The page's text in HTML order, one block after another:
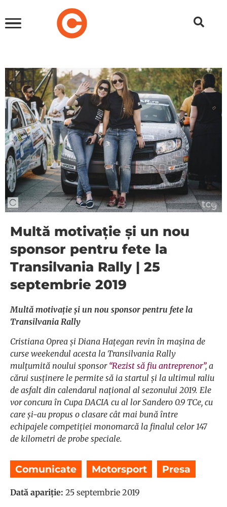
Multă motivație și un nou
sponsor pentru fete la
Transilvania Rally | 25
septembrie 2019
Multă motivație și un nou sponsor pentru fete la
Transilvania Rally
Cristiana Oprea și Diana Hațegan revin în mașina de
curse weekendul acesta la Transilvania Rally
mulțumită noului sponsor “Rezist să fiu antreprenor”, a
cărui susținere le permite să ia startul și la ultimul raliu
de asfalt din calendarul național al sezonului 2019. Ele
vor concura în Cupa DACIA cu al lor Sandero 0.9 TCe, cu
care și-au propus o clasare cât mai bună între
echipajele competiției monomarcă la finalul celor 147
de kilometri de probe speciale.
Comunicate Motorsport Presa
Dată apariție: 25 septembrie 2019